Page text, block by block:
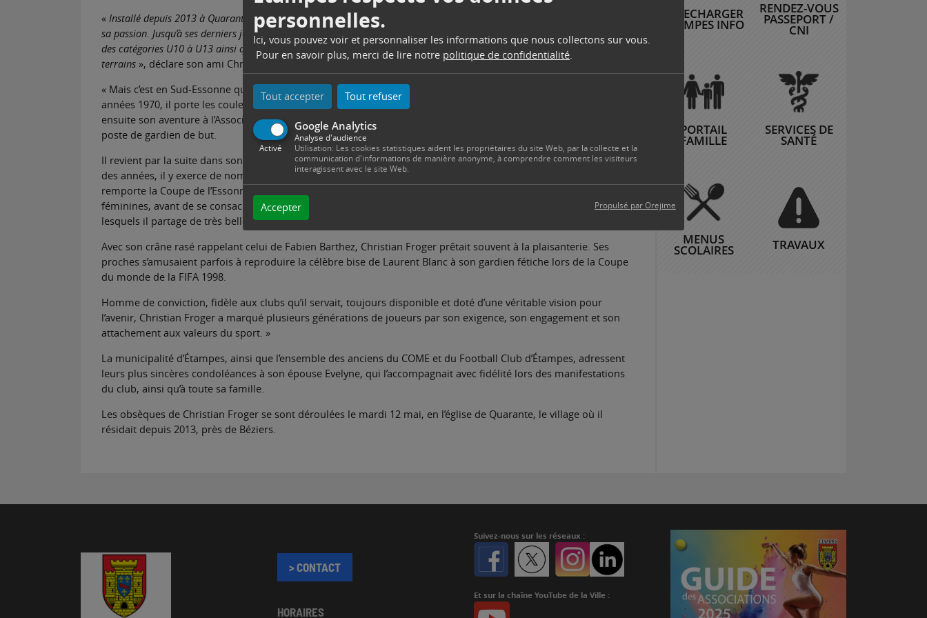
personnelles.
Ici, vous pouvez voir et personnaliser les informations que nous collectons sur vous.
Pour en savoir plus, merci de lire notre politique de confidentialité.
Tout accepter Tout refuser
Google Analytics
Activé
Analyse d'audience
Utilisation: Les cookies statistiques aident les propriétaires du site Web, par la collecte et la
communication d'informations de manière anonyme, à comprendre comment les visiteurs
interagissent avec le site Web.
Accepter Propulsé par Orejime
« Installé depuis 2013 à Quarante, commune située près de Béziers Christian Froger n’avait jamais cessé de transmettre
sa passion. Jusqu’à ses derniers jours, il restait actif au sein du Football Olympique Sud Hérault, où il encadrait les jeunes
des catégories U10 à U13 ainsi que les équipes féminines. La veille même de son décès, il était encore présent sur les
terrains », déclare son ami Christian Perron, ancien dirigeant du Football Club d’Étampes.
« Mais c’est en Sud-Essonne que Christian Froger a écrit les plus belles pages de son parcours sportif. Dans les
années 1970, il porte les couleurs du Club Olympique Municipal d’Étampes (COME) en tant que joueur. Il poursuit
ensuite son aventure à l’Association Sportive de Morigny, où il occupe les fonctions d’entraîneur-joueur senior au
poste de gardien de but.
Il revient par la suite dans son club de cœur, le COME, devenu aujourd’hui le Football Club d’Étampes (FCE). Au fil
des années, il y exerce de nombreuses responsabilités : entraîneur des seniors masculins, avec lesquels il
remporte la Coupe de l’Essonne et décroche un titre de champion de groupe, puis entraîneur des seniors
féminines, avant de se consacrer à l’école de football et aux équipes de jeunes, notamment les 18 ans, avec
lesquels il partage de très belles saisons.
Avec son crâne rasé rappelant celui de Fabien Barthez, Christian Froger prêtait souvent à la plaisanterie. Ses
proches s’amusaient parfois à reproduire la célèbre bise de Laurent Blanc à son gardien fétiche lors de la Coupe
du monde de la FIFA 1998.
Homme de conviction, fidèle aux clubs qu’il servait, toujours disponible et doté d’une véritable vision pour
l’avenir, Christian Froger a marqué plusieurs générations de joueurs par son exigence, son engagement et son
attachement aux valeurs du sport. »
La municipalité d’Étampes, ainsi que l’ensemble des anciens du COME et du Football Club d’Étampes, adressent
leurs plus sincères condoléances à son épouse Evelyne, qui l’accompagnait avec fidélité lors des manifestations
du club, ainsi qu’à toute sa famille.
Les obsèques de Christian Froger se sont déroulées le mardi 12 mai, en l’église de Quarante, le village où il
résidait depuis 2013, près de Béziers.
TELECHARGER
ÉTAMPES INFO
RENDEZ-VOUS
PASSEPORT /
CNI
PORTAIL
FAMILLE
SERVICES DE
SANTÉ
MENUS
SCOLAIRES TRAVAUX
> CONTACT
HORAIRES
Suivez-nous sur les réseaux :
Facebook Twitter Instagram
Et sur la chaîne YouTube de la Ville :
Youtube